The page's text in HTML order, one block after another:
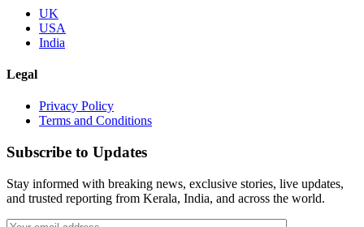
UK
USA
India
Legal
Privacy Policy
Terms and Conditions
Subscribe to Updates
Stay informed with breaking news, exclusive stories, live updates,
and trusted reporting from Kerala, India, and across the world.